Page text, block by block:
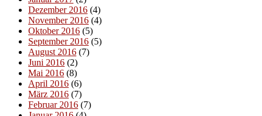
Dezember 2016 (4)
November 2016 (4)
Oktober 2016 (5)
September 2016 (5)
August 2016 (7)
Juni 2016 (2)
Mai 2016 (8)
April 2016 (6)
März 2016 (7)
Februar 2016 (7)